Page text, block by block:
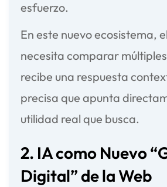
esfuerzo.
En este nuevo ecosistema,
necesita comparar
recibe una respuesta
precisa que apunta
utilidad real que busca.
2. IA como Nuevo
Digital” de la Web